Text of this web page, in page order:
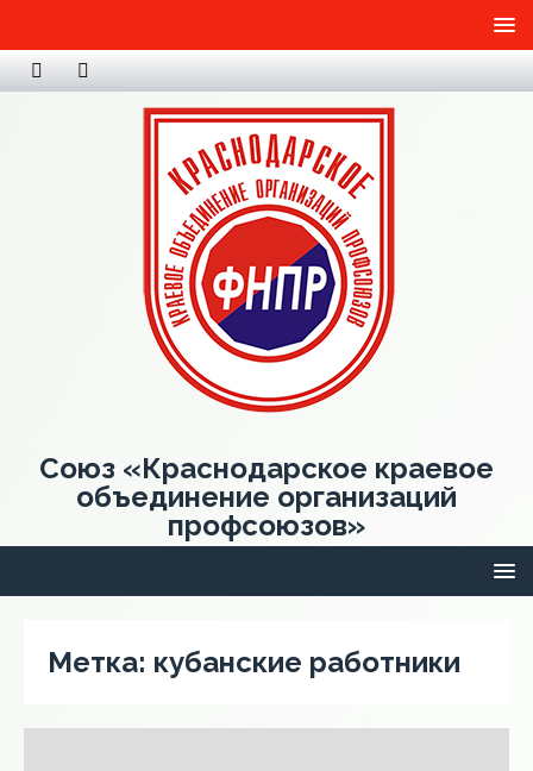
Союз «Краснодарское краевое
объединение организаций
профсоюзов»
Метка: кубанские работники